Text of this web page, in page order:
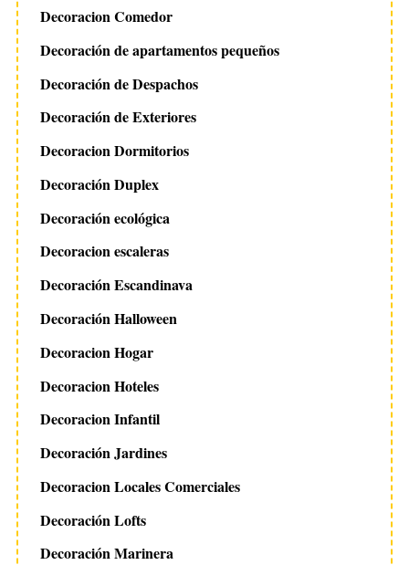
Decoracion Comedor
Decoración de apartamentos pequeños
Decoración de Despachos
Decoración de Exteriores
Decoracion Dormitorios
Decoración Duplex
Decoración ecológica
Decoracion escaleras
Decoración Escandinava
Decoración Halloween
Decoracion Hogar
Decoracion Hoteles
Decoracion Infantil
Decoración Jardines
Decoracion Locales Comerciales
Decoración Lofts
Decoración Marinera